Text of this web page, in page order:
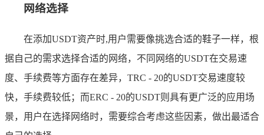
网络选择
在添加USDT资产时,用户需要像挑选合适的鞋子一样，根
据自己的需求选择合适的网络，不同网络的USDT在交易速
度、手续费等方面存在差异，TRC - 20的USDT交易速度较
快，手续费较低；而ERC - 20的USDT则具有更广泛的应用场
景，用户在选择网络时，需要综合考虑这些因素，做出最适合